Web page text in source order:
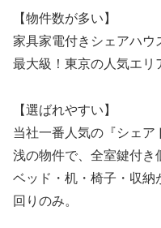
【物件数が多い】
家具家電付きシェアハウ
最大級！東京の人気エリ
【選ばれやすい】
当社一番人気の『シェ
浅の物件で、全室鍵付き
ベッド・机・椅子・収納
回りのみ。